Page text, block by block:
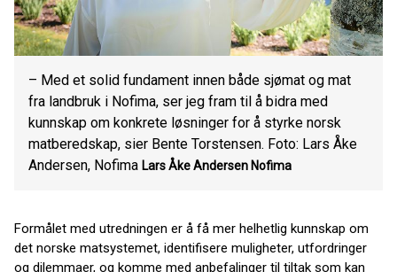
– Med et solid fundament innen både sjømat og mat
fra landbruk i Nofima, ser jeg fram til å bidra med
kunnskap om konkrete løsninger for å styrke norsk
matberedskap, sier Bente Torstensen. Foto: Lars Åke
Andersen, Nofima Lars Åke Andersen Nofima
Formålet med utredningen er å få mer helhetlig kunnskap om
det norske matsystemet, identifisere muligheter, utfordringer
og dilemmaer, og komme med anbefalinger til tiltak som kan